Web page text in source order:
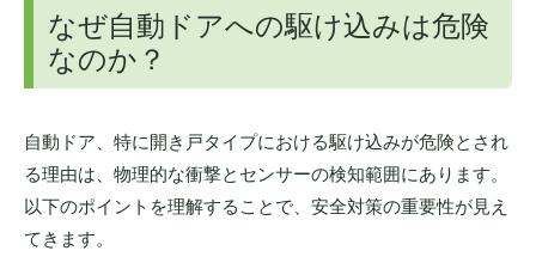
なぜ自動ドアへの駆け込みは危険
なのか？
自動ドア、特に開き戸タイプにおける駆け込みが危険とされ
る理由は、物理的な衝撃とセンサーの検知範囲にあります。
以下のポイントを理解することで、安全対策の重要性が見え
てきます。